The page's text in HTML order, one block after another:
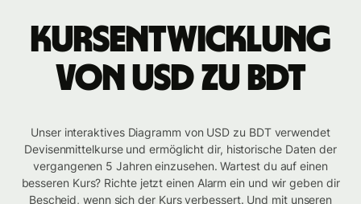
Kursentwicklung
von USD zu BDT
Unser interaktives Diagramm von USD zu BDT verwendet
Devisenmittelkurse und ermöglicht dir, historische Daten der
vergangenen 5 Jahren einzusehen. Wartest du auf einen
besseren Kurs? Richte jetzt einen Alarm ein und wir geben dir
Bescheid, wenn sich der Kurs verbessert. Und mit unseren